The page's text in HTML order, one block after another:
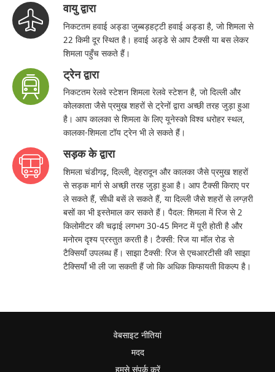
वायु द्वारा
निकटतम हवाई अड्डा जुब्बड़हट्टी हवाई अड्डा है, जो शिमला से
22 किमी दूर स्थित है। हवाई अड्डे से आप टैक्सी या बस लेकर
शिमला पहुँच सकते हैं।
ट्रेन द्वारा
निकटतम रेलवे स्टेशन शिमला रेलवे स्टेशन है, जो दिल्ली और
कोलकाता जैसे प्रमुख शहरों से ट्रेनों द्वारा अच्छी तरह जुड़ा हुआ
है। आप कालका से शिमला के लिए यूनेस्को विश्व धरोहर स्थल,
कालका-शिमला टॉय ट्रेन भी ले सकते हैं।
सड़क के द्वारा
शिमला चंडीगढ़, दिल्ली, देहरादून और कालका जैसे प्रमुख शहरों
से सड़क मार्ग से अच्छी तरह जुड़ा हुआ है। आप टैक्सी किराए पर
ले सकते हैं, सीधी बसें ले सकते हैं, या दिल्ली जैसे शहरों से लग्ज़री
बसों का भी इस्तेमाल कर सकते हैं। पैदल: शिमला में रिज से 2
किलोमीटर की चढ़ाई लगभग 30-45 मिनट में पूरी होती है और
मनोरम दृश्य प्रस्तुत करती है। टैक्सी: रिज या मॉल रोड से
टैक्सियाँ उपलब्ध हैं। साझा टैक्सी: रिज से एचआरटीसी की साझा
टैक्सियाँ भी ली जा सकती हैं जो कि अधिक किफायती विकल्प है।
वेबसाइट नीतियां
मदद